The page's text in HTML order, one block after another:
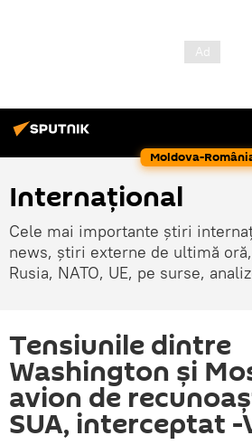
Moldova-
Internaţional
Cele mai importante știri
news, știri externe de ultimă oră,
Rusia, NATO, UE, pe surse,
Tensiunile dintre
Washington și
avion de
SUA, interceptat -